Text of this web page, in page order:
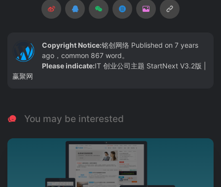
Copyright Notice:铭创网络 Published on 7 years
ago，common 867 word。
Please indicate:IT 创业公司主题 StartNext V3.2版 |
赢聚网
You may be interested